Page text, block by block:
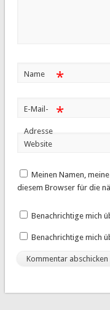
Name *
E-Mail-
Adresse
*
Website
Meinen Namen,
diesem Browser für die
Benachrichtige mich
Benachrichtige mich